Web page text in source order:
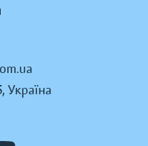
Україна